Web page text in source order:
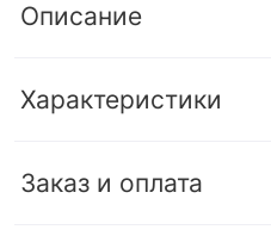
Описание
Характеристики
Заказ и оплата